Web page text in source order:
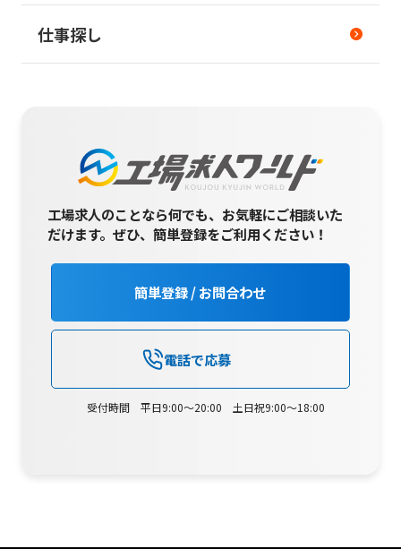
仕事探し
工場求人のことなら何でも、お気軽にご相談いた
だけます。ぜひ、簡単登録をご利用ください！
簡単登録 / お問合わせ
電話で応募
受付時間 平日9:00～20:00 土日祝9:00～18:00